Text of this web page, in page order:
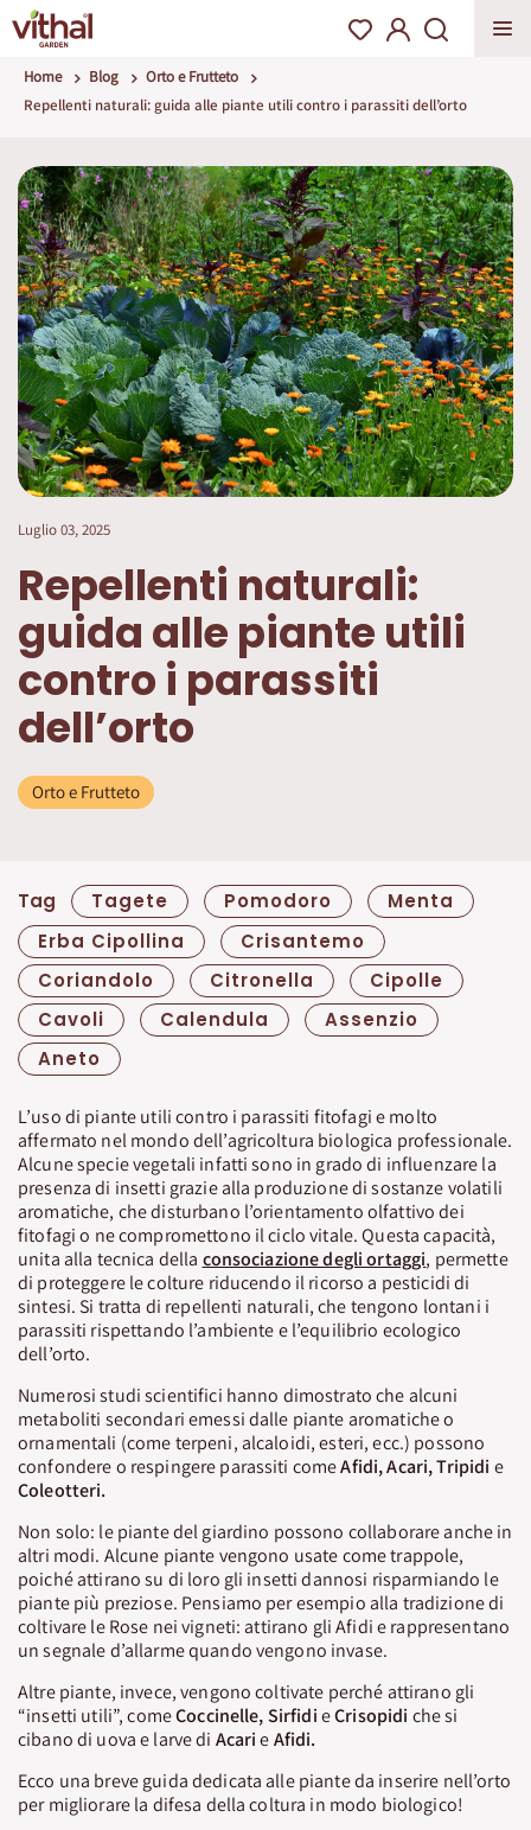
Home Blog
Orto e Frutteto
Repellenti naturali: guida alle piante utili contro i parassiti dell’orto
Luglio 03, 2025
Repellenti naturali:
guida alle piante utili
contro i parassiti
dell’orto
Orto e Frutteto
Tag Tagete Pomodoro
Menta
Erba Cipollina
Crisantemo
Coriandolo
Citronella
Cipolle
Cavoli
Calendula
Assenzio
Aneto
L’uso di piante utili contro i parassiti fitofagi e molto
affermato nel mondo dell’agricoltura biologica professionale.
Alcune specie vegetali infatti sono in grado di influenzare la
presenza di insetti grazie alla produzione di sostanze volatili
aromatiche, che disturbano l’orientamento olfattivo dei
fitofagi o ne compromettono il ciclo vitale. Questa capacità,
unita alla tecnica della consociazione degli ortaggi, permette
di proteggere le colture riducendo il ricorso a pesticidi di
sintesi. Si tratta di repellenti naturali, che tengono lontani i
parassiti rispettando l’ambiente e l’equilibrio ecologico
dell’orto.
Numerosi studi scientifici hanno dimostrato che alcuni
metaboliti secondari emessi dalle piante aromatiche o
ornamentali (come terpeni, alcaloidi, esteri, ecc.) possono
confondere o respingere parassiti comeAfidi, Acari, Tripidi e
Coleotteri.
Non solo: le piante del giardino possono collaborare anche in
altri modi. Alcune piante vengono usate come trappole,
poiché attirano su di loro gli insetti dannosi risparmiando le
piante più preziose. Pensiamo per esempio alla tradizione di
coltivare le Rose nei vigneti: attirano gli Afidi e rappresentano
un segnale d’allarme quando vengono invase.
Altre piante, invece, vengono coltivate perché attirano gli
“insetti utili”, comeCoccinelle, SirfidieCrisopidi che si
cibano di uova e larve di AcarieAfidi.
Ecco una breve guida dedicata alle piante da inserire nell’orto
per migliorare la difesa della coltura in modo biologico!